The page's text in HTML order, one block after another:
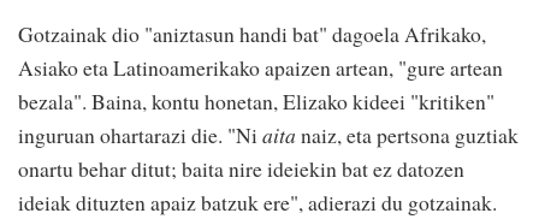
Gotzainak dio "aniztasun handi bat" dagoela Afrikako,
Asiako eta Latinoamerikako apaizen artean, "gure artean
bezala". Baina, kontu honetan, Elizako kideei "kritiken"
inguruan ohartarazi die. "Niaita naiz, eta pertsona guztiak
onartu behar ditut; baita nire ideiekin bat ez datozen
ideiak dituzten apaiz batzuk ere", adierazi du gotzainak.